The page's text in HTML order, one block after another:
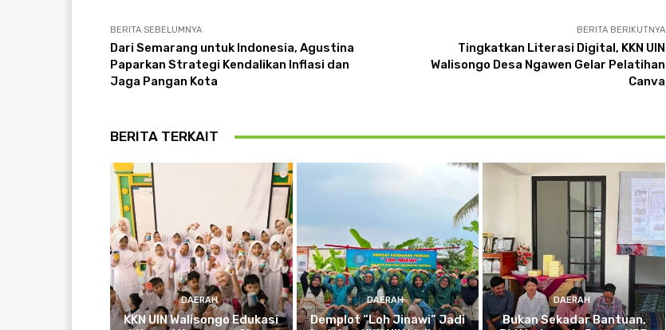
BERITA SEBELUMNYA
Dari Semarang untuk Indonesia, Agustina
Paparkan Strategi Kendalikan Inflasi dan
Jaga Pangan Kota
BERITA BERIKUTNYA
Tingkatkan Literasi Digital, KKN UIN
Walisongo Desa Ngawen Gelar Pelatihan
Canva
BERITA TERKAIT
DAERAH
KKN UIN Walisongo Edukasi
DAERAH
Demplot “Loh Jinawi” Jadi
DAERAH
Bukan Sekadar Bantuan,